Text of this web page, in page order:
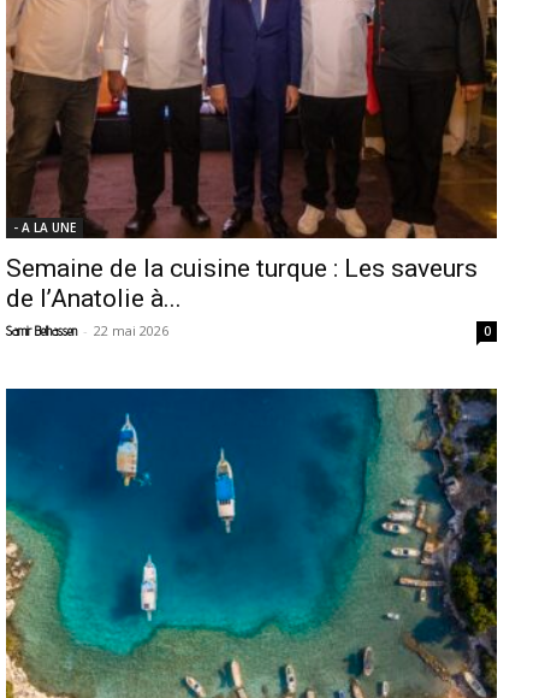
- A LA UNE
Semaine de la cuisine turque : Les saveurs
de l’Anatolie à...
Samir Belhassen - 22 mai 2026 0